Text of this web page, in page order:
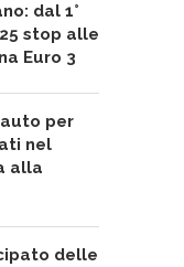
dal 1°
stop alle
Euro 3
per
nel
alla
delle